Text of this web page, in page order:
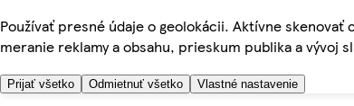
Používať presné údaje o geolokácii. Aktívne
meranie reklamy a obsahu, prieskum publika a vývoj
Prijať všetko Odmietnuť všetko Vlastné nastavenie